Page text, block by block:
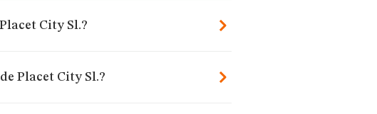
City Sl.?
Placet City Sl.?